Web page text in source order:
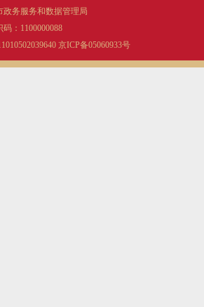
政务服务和数据管理局
：1100000088
京ICP备05060933号